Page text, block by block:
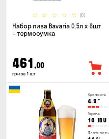
(0)
Набор пива Bavaria 0.5л х 6шт
+ термосумка
461 ,00
грн за 1 шт
Крепость
4.9 °
Горечь
10 IBU
Плотность